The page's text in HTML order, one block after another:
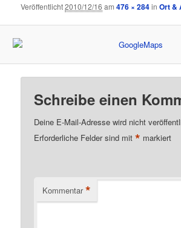
Veröffentlicht2010/12/16 am476 × 284inOrt &
Schreibe einen
Deine E-Mail-Adresse wird nicht
Erforderliche Felder sind mit* markiert
Kommentar *